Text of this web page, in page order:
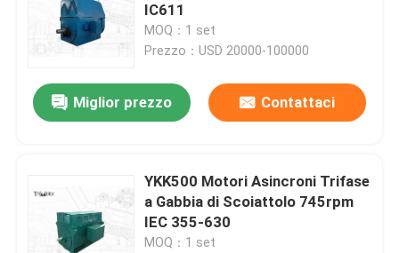
IC611
MOQ：1 set
Prezzo：USD 20000-100000
Miglior prezzo Contattaci
YKK500 Motori Asincroni Trifase
a Gabbia di Scoiattolo 745rpm
IEC 355-630
MOQ：1 set